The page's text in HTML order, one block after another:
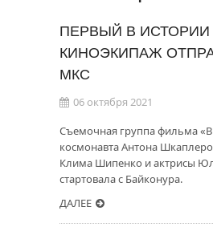
ПЕРВЫЙ В ИСТОРИИ
КИНОЭКИПАЖ
МКС
06 октября 2021
Съемочная группа фильма
космонавта Антона
Клима Шипенко и актрисы
стартовала с Байконура.
ДАЛЕЕ